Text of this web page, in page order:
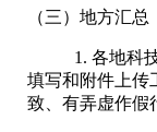
（三）地方汇总
1. 各地科
填写和附件上传
致、有弄虚作假